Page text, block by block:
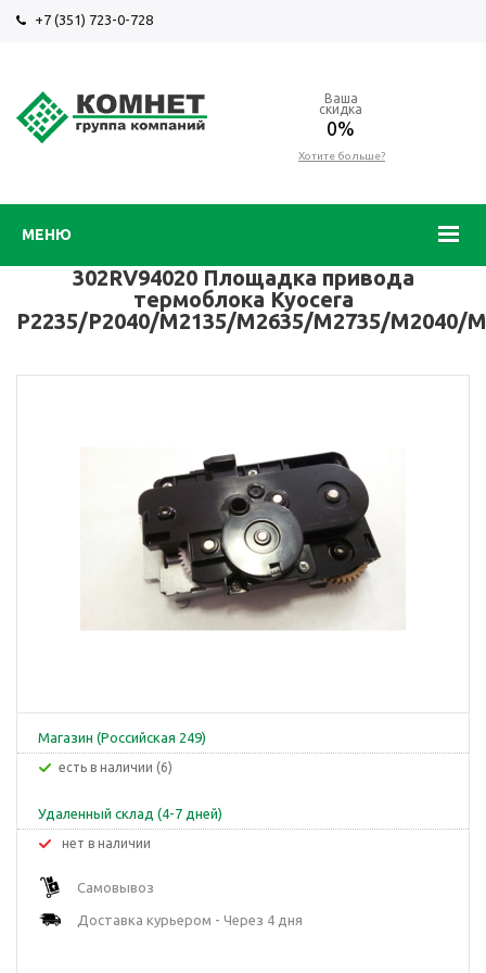
+7 (351) 723-0-728
МЕНЮ
Ваша
скидка
0%
Хотите больше?
302RV94020 Площадка привода
термоблока Kyocera
P2235/P2040/M2135/M2635/M2735/M2040/
Магазин (Российская 249)
Есть в наличии (6)
Удаленный склад (4-7 дней)
Нет в наличии
Самовывоз
Доставка курьером - Через 4 дня